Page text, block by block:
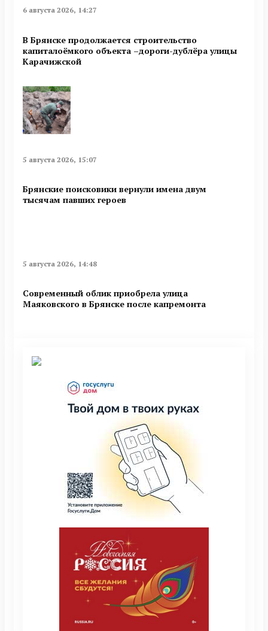
6 августа 2026, 14:27
В Брянске продолжается строительство
капиталоёмкого объекта –дороги-дублёра улицы
Карачижской
5 августа 2026, 15:07
Брянские поисковики вернули имена двум
тысячам павших героев
5 августа 2026, 14:48
Современный облик приобрела улица
Маяковского в Брянске после капремонта